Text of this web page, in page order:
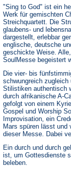
"Sing to God" ist ein
Werk für gemischten
Streichquartett. Die
glaubens- und
dargestellt, erlebbar
englische, deutsche
geschickte Weise.
SoulMesse begeistert
Die vier- bis
schwungreich
Stilistiken authentisch
durch afrikanische A-
gefolgt von einem
Gospel und Worship
Improvisation, ein
Mars spüren lässt und
dieser Messe. Dabei
Ein durch und durch
ist, um Gottesdienste
beleben.